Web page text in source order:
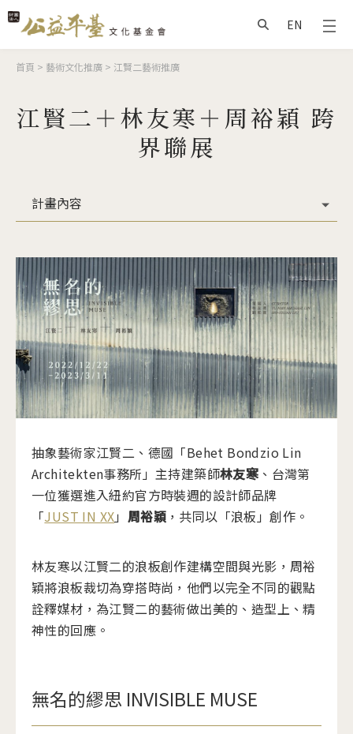
搜尋
EN
您在這裡
首頁 > 藝術文化推廣 > 江賢二藝術推廣
江賢二＋林友寒＋周裕穎 跨
界聯展
抽象藝術家江賢二、德國「Behet Bondzio Lin
Architekten事務所」主持建築師林友寒 、台灣第
一位獲選進入紐約官方時裝週的設計師品牌
「JUST IN XX」 周裕穎 ，共同以「浪板」創作。
林友寒以江賢二的浪板創作建構空間與光影，周裕
穎將浪板裁切為穿搭時尚，他們以完全不同的觀點
詮釋媒材，為江賢二的藝術做出美的、造型上、精
神性的回應。
無名的繆思 INVISIBLE MUSE